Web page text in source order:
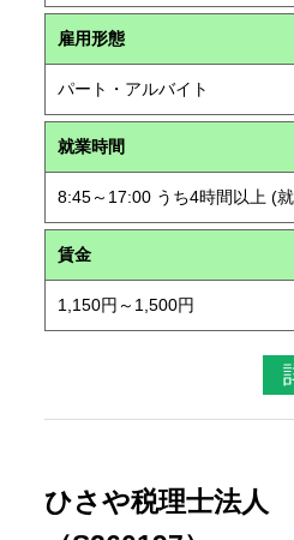
雇用形態
パート・アルバイト
就業時間
8:45～17:00 うち4時間以上 (
賃金
1,150円～1,500円
ひさや税理士法人